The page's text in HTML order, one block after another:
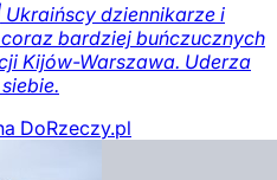
Ukraińscy dziennikarze i
bardziej buńczucznych
Kijów-Warszawa. Uderza
DoRzeczy.pl